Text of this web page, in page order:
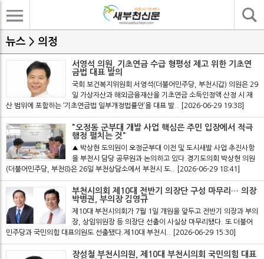
뉴스 > 의정
서영석 의원, 기초연금 수급 형평성 제고 위한 기초연
금법 대표 발의
국회 보건복지위원회 서영석(더불어민주당, 부천시갑) 의원은 29
일 가상자산과 해외금융재산을 기초연금 소득인정액 산정 시 재
산 범위에 포함하는 ‘기초연금법 일부개정법률안’을 대표 발..
[2026-06-29 19:38]
"오정동 군부대 개발 사업 핵심은 주민 입장에서 적극
행정 펼치는 것"
▲ 박상현 도의원이 오정군부대 이전 및 도시새발 사업 추진사항
을 부천시 담당 공무원과 논의하고 있다.경기도의회 박상현 의원
(더불어민주당, 부천8)은 26일 부천상담소에서 부천시 도..
[2026-06-29 18:41]
부천시의회 제10대 전반기 의장단 구성 마무리… 의장
박병권, 부의장 김영규
제10대 부천시의회가 7월 1일 개원을 앞두고 전반기 의장과 부의
장, 상임위원장 등 의장단 선출이 사실상 마무리됐다. 또 더불어
민주당과 국민의힘 대표의원도 선출됐다.제10대 부천시..
[2026-06-29 15:30]
장성철 부천시의원, 제10대 부천시의회 국민의힘 대표